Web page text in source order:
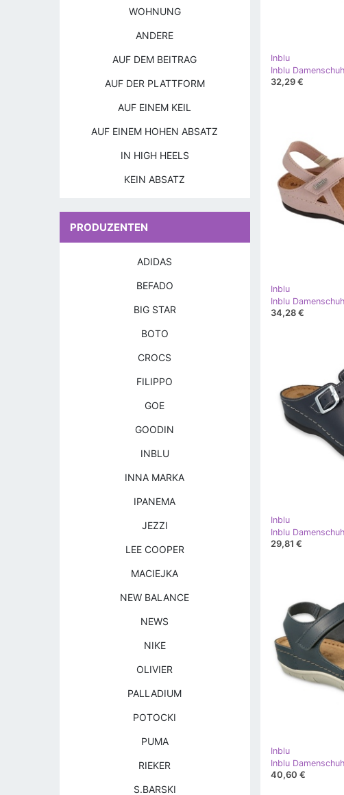
Inblu
Inblu
32,29 €
Inblu
Inblu
34,28 €
Inblu
Inblu
29,81 €
Inblu
Inblu
40,60 €
WOHNUNG
ANDERE
AUF DEM BEITRAG
AUF DER PLATTFORM
AUF EINEM KEIL
AUF EINEM HOHEN ABSATZ
IN HIGH HEELS
KEIN ABSATZ
PRODUZENTEN
ADIDAS
BEFADO
BIG STAR
BOTO
CROCS
FILIPPO
GOE
GOODIN
INBLU
INNA MARKA
IPANEMA
JEZZI
LEE COOPER
MACIEJKA
NEW BALANCE
NEWS
NIKE
OLIVIER
PALLADIUM
POTOCKI
PUMA
RIEKER
S.BARSKI